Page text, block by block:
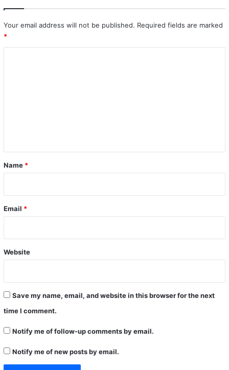
Your email address will not be published. Required fields are marked
*
*
Name *
Email *
Website
Save my name, email, and website in this browser for the next
time I comment.
Notify me of follow-up comments by email.
Notify me of new posts by email.